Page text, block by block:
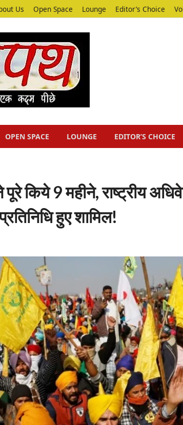
Us Open Space Lounge Editor’s Choice
OPEN SPACE LOUNGE EDITOR’S CHOICE
किये 9 महीने, राष्ट्रीय
हुए शामिल!